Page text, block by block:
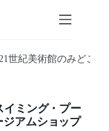
21世紀美術館のみどこ
イミング・プー
アムショップ